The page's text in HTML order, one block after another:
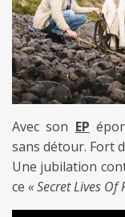
Avec son EP
sans détour. Fort
Une jubilation
ce « Secret Lives Of